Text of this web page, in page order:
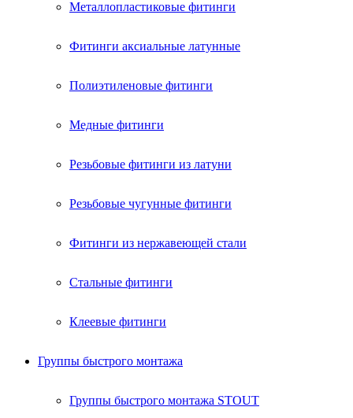
Металлопластиковые фитинги
Фитинги аксиальные латунные
Полиэтиленовые фитинги
Медные фитинги
Резьбовые фитинги из латуни
Резьбовые чугунные фитинги
Фитинги из нержавеющей стали
Стальные фитинги
Клеевые фитинги
Группы быстрого монтажа
Группы быстрого монтажа STOUT